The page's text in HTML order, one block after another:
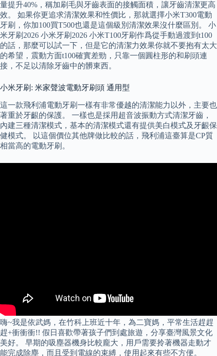
量提升40%，稱加刷毛與牙齒表面的接觸面積，讓牙齒清潔更高
效。 如果你更追求清潔效果和性價比，那就選擇小米T300電動
牙刷，你加100買T500也還是這個級別清潔效果沒什麼區別。 小
米牙刷2026 小米牙刷2026 小米T100牙刷作爲從手動過渡到t100
的話，那麼可以試一下，但是它的清潔力效果你就不要抱有太大
的希望，震動方面t100確實差勁，只靠一個圓柱形的和刷頭連
接，不足以清除牙齒中的髒東西。
小米牙刷: 米家聲波電動牙刷頭 通用型
這一款飛利浦電動牙刷一樣有非常優越的清潔能力以外，主要也
著重於牙齦的保護。 一樣也是採用超音波振動方式清潔牙齒，
內建三種清潔模式，基本的清潔模式還有提供美白模式及牙齦保
健模式。 以這個價位其他牌做比較的話，飛利浦這臺算是CP質
相當高的電動牙刷。
嗨~我是依武媽，在竹科上班近十年，為二寶媽，平常生活趕趕
趕+衝衝衝!! 假日喜歡帶著孩子們到處旅遊，分享臺灣風景文化
美好。 早期的吸塵器機身比較龐大，用戶需要拎著機器走動才
能完成除塵，而且受到電線的束縛，使用起來有些不方便。